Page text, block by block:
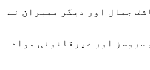
جمال اور دیگر ممبران نے
سروسز اور غیرقانونی مواد